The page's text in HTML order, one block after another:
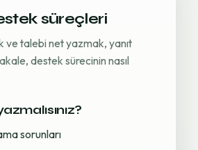
süreçleri
ve talebi net yazmak, yanıt
destek sürecinin nasıl
sorunları